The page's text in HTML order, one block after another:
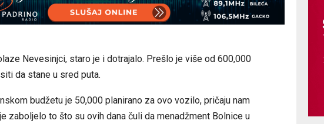
Nevesinjci, staro je i dotrajalo. Prešlo je više od 600,000
da stane u sred puta.
budžetu je 50,000 planirano za ovo vozilo, pričaju nam
zaboljelo to što su ovih dana čuli da menadžment Bolnice u